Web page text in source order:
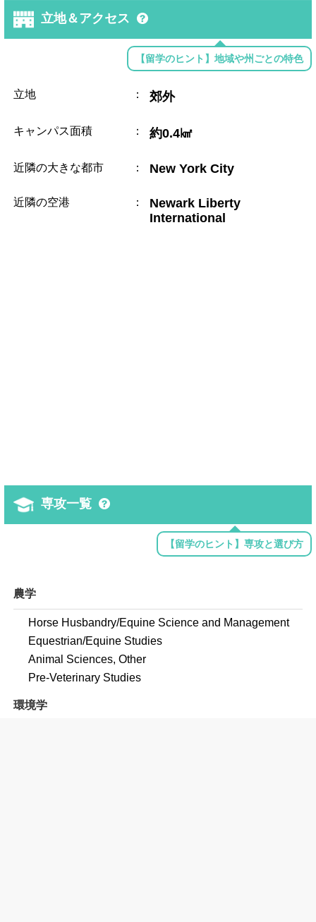
立地＆アクセス
【留学のヒント】地域や州ごとの特色
立地 ： 郊外
キャンパス面積 ： 約0.4㎢
近隣の大きな都市 ： New York City
近隣の空港 ：
Newark Liberty
International
専攻一覧
【留学のヒント】専攻と選び方
農学
Horse Husbandry/Equine Science and Management
Equestrian/Equine Studies
Animal Sciences, Other
Pre-Veterinary Studies
環境学